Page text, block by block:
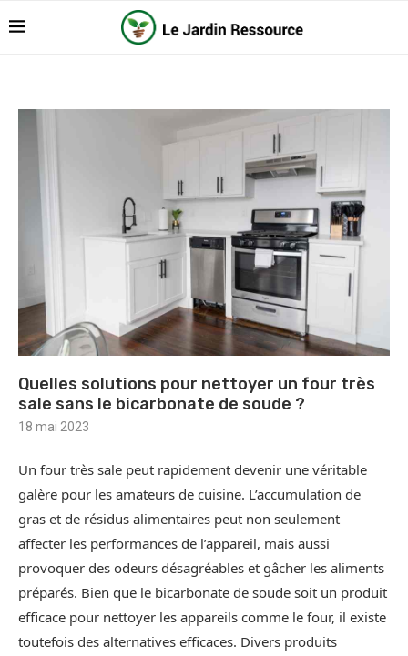
Quelles solutions pour nettoyer un four très
sale sans le bicarbonate de soude ?
18 mai 2023
Un four très sale peut rapidement devenir une véritable
galère pour les amateurs de cuisine. L’accumulation de
gras et de résidus alimentaires peut non seulement
affecter les performances de l’appareil, mais aussi
provoquer des odeurs désagréables et gâcher les aliments
préparés. Bien que le bicarbonate de soude soit un produit
efficace pour nettoyer les appareils comme le four, il existe
toutefois des alternatives efficaces. Divers produits